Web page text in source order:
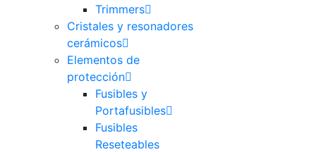
Trimmers
Cristales y resonadores
cerámicos
Elementos de
protección
Fusibles y
Portafusibles
Fusibles
Reseteables